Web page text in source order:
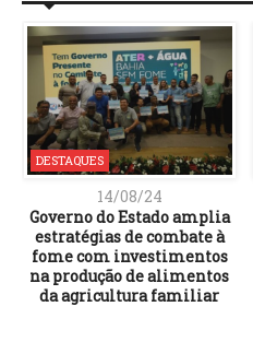
DESTAQUES
14/08/24
Governo do Estado amplia
estratégias de combate à
fome com investimentos
na produção de alimentos
da agricultura familiar